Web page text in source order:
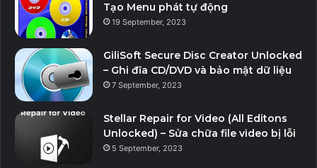
Tạo Menu phát tự động
19 September, 2023
GiliSoft Secure Disc Creator Unlocked
– Ghi đĩa CD/DVD và bảo mật dữ liệu
7 September, 2023
Stellar Repair for Video (All Editons
Unlocked) – Sửa chữa file video bị lỗi
5 September, 2023